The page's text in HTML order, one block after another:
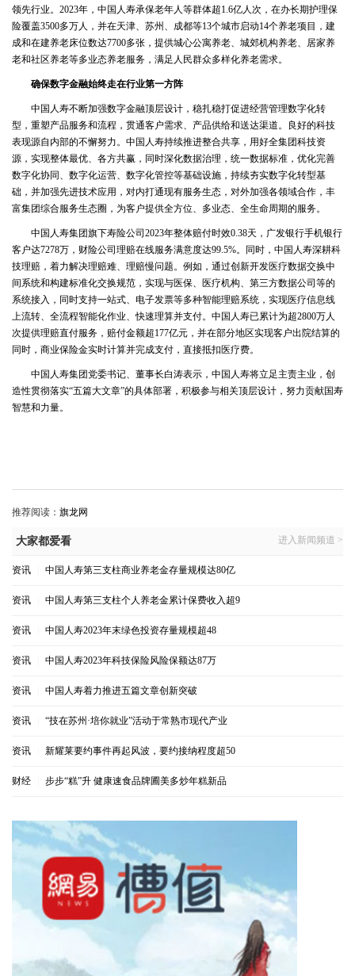
领先行业。2023年，中国人寿承保老年人等群体超1.6亿人次，在办长期护理保
险覆盖3500多万人，并在天津、苏州、成都等13个城市启动14个养老项目，建
成和在建养老床位数达7700多张，提供城心公寓养老、城郊机构养老、居家养
老和社区养老等多业态养老服务，满足人民群众多样化养老需求。
确保数字金融始终走在行业第一方阵
中国人寿不断加强数字金融顶层设计，稳扎稳打促进经营管理数字化转
型，重塑产品服务和流程，贯通客户需求、产品供给和送达渠道。良好的科技
表现源自内部的不懈努力。中国人寿持续推进整合共享，用好全集团科技资
源，实现整体最优、各方共赢，同时深化数据治理，统一数据标准，优化完善
数字化协同、数字化运营、数字化管控等基础设施，持续夯实数字化转型基
础，并加强先进技术应用，对内打通现有服务生态，对外加强各领域合作，丰
富集团综合服务生态圈，为客户提供全方位、多业态、全生命周期的服务。
中国人寿集团旗下寿险公司2023年整体赔付时效0.38天，广发银行手机银行
客户达7278万，财险公司理赔在线服务满意度达99.5%。同时，中国人寿深耕科
技理赔，着力解决理赔难、理赔慢问题。例如，通过创新开发医疗数据交换中
间系统和构建标准化交换规范，实现与医保、医疗机构、第三方数据公司等的
系统接入，同时支持一站式、电子发票等多种智能理赔系统，实现医疗信息线
上流转、全流程智能化作业、快速理算并支付。中国人寿已累计为超2800万人
次提供理赔直付服务，赔付金额超177亿元，并在部分地区实现客户出院结算的
同时，商业保险金实时计算并完成支付，直接抵扣医疗费。
中国人寿集团党委书记、董事长白涛表示，中国人寿将立足主责主业，创
造性贯彻落实“五篇大文章”的具体部署，积极参与相关顶层设计，努力贡献国寿
智慧和力量。
推荐阅读： 旗龙网
大家都爱看 进入新闻频道 >
资讯 中国人寿第三支柱商业养老金存量规模达80亿
资讯 中国人寿第三支柱个人养老金累计保费收入超9
资讯 中国人寿2023年末绿色投资存量规模超48
资讯 中国人寿2023年科技保险风险保额达87万
资讯 中国人寿着力推进五篇文章创新突破
资讯 “技在苏州·培你就业”活动于常熟市现代产业
资讯 新耀莱要约事件再起风波，要约接纳程度超50
财经 步步“糕”升 健康速食品牌圃美多炒年糕新品